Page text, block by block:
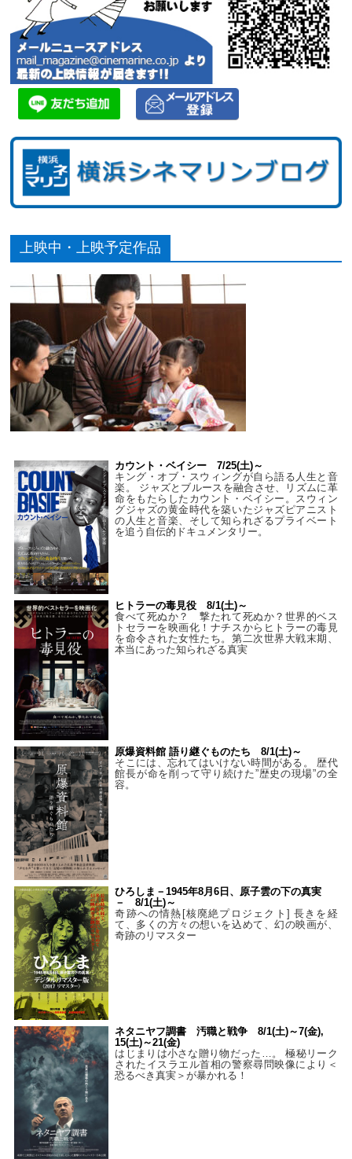
上映中・上映予定作品
カウント・ベイシー 7/25(土)～
キング・オブ・スウィングが自ら語る人生と音
楽。 ジャズとブルースを融合させ、リズムに革
命をもたらしたカウント・ベイシー。スウィン
グジャズの黄金時代を築いたジャズピアニスト
の人生と音楽、そして知られざるプライベート
を追う自伝的ドキュメンタリー。
ヒトラーの毒見役 8/1(土)～
食べて死ぬか？ 撃たれて死ぬか？世界的ベス
トセラーを映画化！ナチスからヒトラーの毒見
を命令された女性たち。第二次世界大戦末期、
本当にあった知られざる真実
原爆資料館 語り継ぐものたち 8/1(土)～
そこには、忘れてはいけない時間がある。 歴代
館長が命を削って守り続けた”歴史の現場”の全
容。
ひろしま－1945年8月6日、原子雲の下の真実
－ 8/1(土)～
奇跡への情熱[核廃絶プロジェクト] 長きを経
て、多くの方々の想いを込めて、幻の映画が、
奇跡のリマスター
ネタニヤフ調書 汚職と戦争 8/1(土)～7(金),
15(土)～21(金)
はじまりは小さな贈り物だった…。 極秘リーク
されたイスラエル首相の警察尋問映像により＜
恐るべき真実＞が暴かれる！